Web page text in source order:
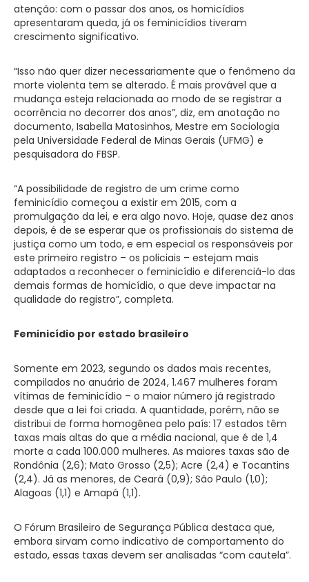
atenção: com o passar dos anos, os homicídios
apresentaram queda, já os feminicídios tiveram
crescimento significativo.
“Isso não quer dizer necessariamente que o fenômeno da
morte violenta tem se alterado. É mais provável que a
mudança esteja relacionada ao modo de se registrar a
ocorrência no decorrer dos anos”, diz, em anotação no
documento, Isabella Matosinhos, Mestre em Sociologia
pela Universidade Federal de Minas Gerais (UFMG) e
pesquisadora do FBSP.
“A possibilidade de registro de um crime como
feminicídio começou a existir em 2015, com a
promulgação da lei, e era algo novo. Hoje, quase dez anos
depois, é de se esperar que os profissionais do sistema de
justiça como um todo, e em especial os responsáveis por
este primeiro registro – os policiais – estejam mais
adaptados a reconhecer o feminicídio e diferenciá-lo das
demais formas de homicídio, o que deve impactar na
qualidade do registro”, completa.
Feminicídio por estado brasileiro
Somente em 2023, segundo os dados mais recentes,
compilados no anuário de 2024, 1.467 mulheres foram
vítimas de feminicídio – o maior número já registrado
desde que a lei foi criada. A quantidade, porém, não se
distribui de forma homogênea pelo país: 17 estados têm
taxas mais altas do que a média nacional, que é de 1,4
morte a cada 100.000 mulheres. As maiores taxas são de
Rondônia (2,6); Mato Grosso (2,5); Acre (2,4) e Tocantins
(2,4). Já as menores, de Ceará (0,9); São Paulo (1,0);
Alagoas (1,1) e Amapá (1,1).
O Fórum Brasileiro de Segurança Pública destaca que,
embora sirvam como indicativo de comportamento do
estado, essas taxas devem ser analisadas “com cautela”.